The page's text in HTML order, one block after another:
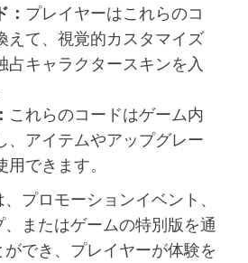
プレイヤーはこれらのコ
えて、視覚的カスタマイズ
占キャラクタースキンを入
これらのコードはゲーム内
、アイテムやアップグレー
用できます。
プロモーションイベント、
またはゲームの特別版を通
ができ、プレイヤーが体験を